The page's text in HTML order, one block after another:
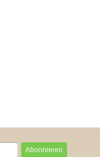
Abonnieren